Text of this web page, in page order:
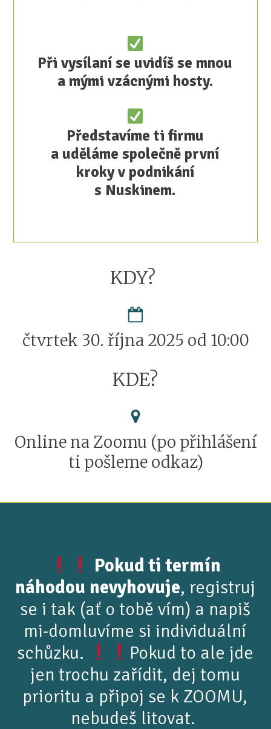
Při vysílaní se uvidíš se mnou
a mými vzácnými hosty.
Představíme ti firmu
a uděláme společně první
kroky v podnikání
s Nuskinem.
KDY?
čtvrtek 30. října 2025 od 10:00
KDE?
Online na Zoomu (po přihlášení
ti pošleme odkaz)
Pokud ti termín
náhodou nevyhovuje, registruj
se i tak (ať o tobě vím) a napiš
mi-domluvíme si individuální
schůzku.
Pokud to ale jde
jen trochu zařídit, dej tomu
prioritu a připoj se k ZOOMU,
nebudeš litovat.